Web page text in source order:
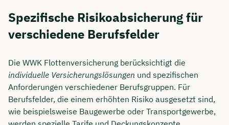
Spezifische Risikoabsicherung für
verschiedene Berufsfelder
Die WWK Flottenversicherung berücksichtigt die
individuelle Versicherungslösungen und spezifischen
Anforderungen verschiedener Berufsgruppen. Für
Berufsfelder, die einem erhöhten Risiko ausgesetzt sind,
wie beispielsweise Baugewerbe oder Transportgewerbe,